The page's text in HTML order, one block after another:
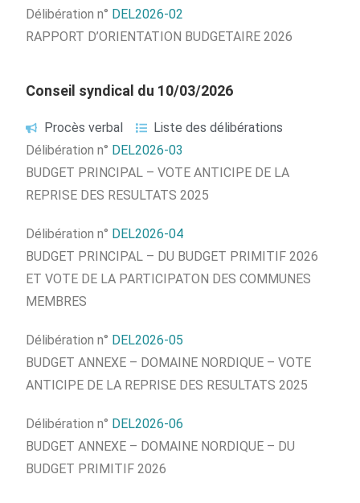
Délibération n° DEL2026-02
RAPPORT D’ORIENTATION BUDGETAIRE 2026
Conseil syndical du 10/03/2026
Procès verbal
Liste des délibérations
Délibération n° DEL2026-03
BUDGET PRINCIPAL – VOTE ANTICIPE DE LA
REPRISE DES RESULTATS 2025
Délibération n° DEL2026-04
BUDGET PRINCIPAL – DU BUDGET PRIMITIF 2026
ET VOTE DE LA PARTICIPATON DES COMMUNES
MEMBRES
Délibération n° DEL2026-05
BUDGET ANNEXE – DOMAINE NORDIQUE – VOTE
ANTICIPE DE LA REPRISE DES RESULTATS 2025
Délibération n° DEL2026-06
BUDGET ANNEXE – DOMAINE NORDIQUE – DU
BUDGET PRIMITIF 2026